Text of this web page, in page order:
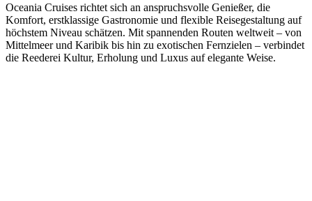
Oceania Cruises richtet sich an anspruchsvolle Genießer, die
Komfort, erstklassige Gastronomie und flexible Reisegestaltung auf
höchstem Niveau schätzen. Mit spannenden Routen weltweit – von
Mittelmeer und Karibik bis hin zu exotischen Fernzielen – verbindet
die Reederei Kultur, Erholung und Luxus auf elegante Weise.